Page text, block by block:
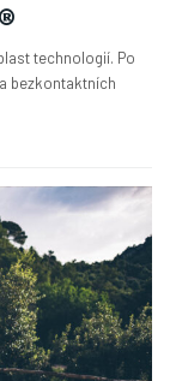
technologií. Po
bezkontaktních